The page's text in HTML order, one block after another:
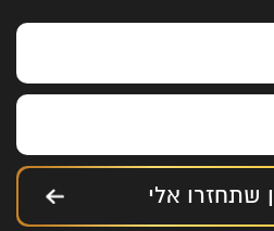
שתחזרו אלי